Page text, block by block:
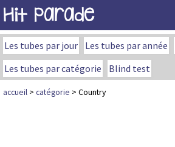
Hit Parade
Les tubes par jour Les tubes par année
Les tubes par catégorie
Blind test
accueil > catégorie > Country